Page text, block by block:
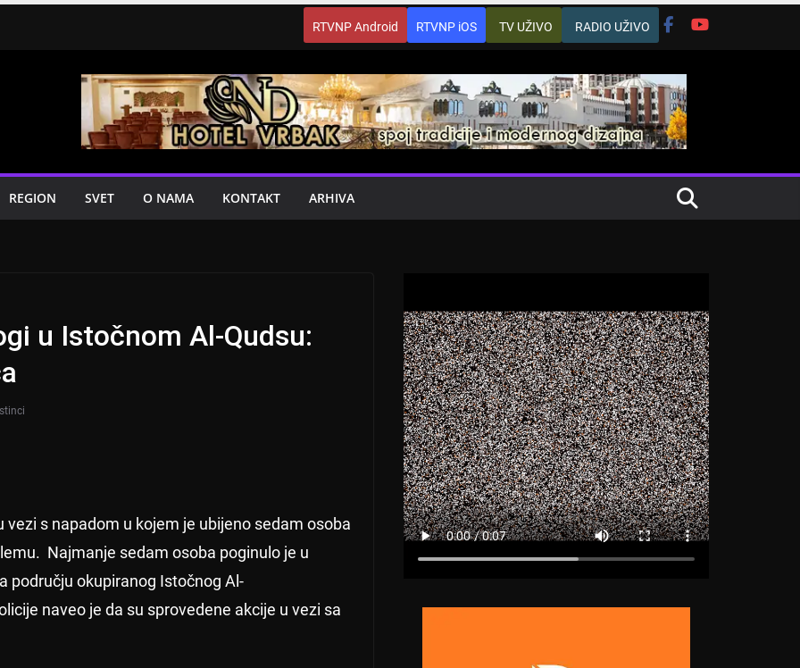
RTVNP Android RTVNP iOS TV UŽIVO RADIO UŽIVO
REGION SVET O NAMA KONTAKT ARHIVA
u Istočnom Al-Qudsu:
s napadom u kojem je ubijeno sedam osoba
Najmanje sedam osoba poginulo je u
području okupiranog Istočnog Al-
naveo je da su sprovedene akcije u vezi sa